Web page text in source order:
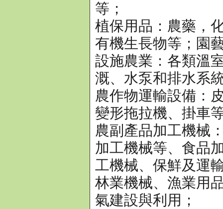
等；
植保用品：農藥，
有機生長物等；園
設施農業：各類溫
溉、水泵和排水系
農作物運輸設備：
變形拖拉機、掛車
農副產品加工機械
加工機械等、食品
工機械、保鮮及運
林業機械、漁業用
氣建設與利用；